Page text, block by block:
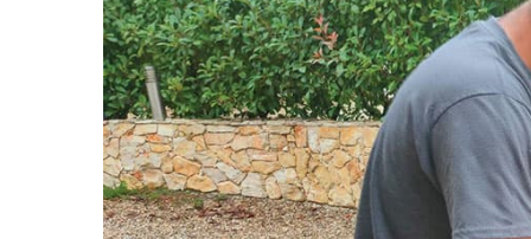
10
problèmes
les
plus
courants